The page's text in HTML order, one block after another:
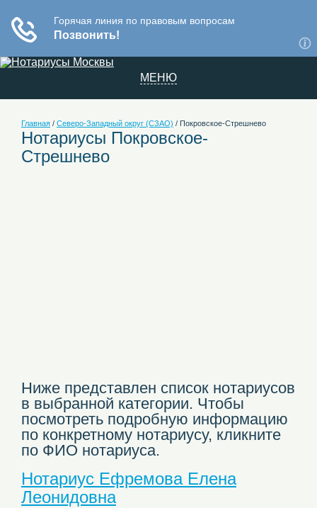
МЕНЮ
Главная / Северо-Западный округ (СЗАО) / Покровское-Стрешнево
Нотариусы Покровское-
Стрешнево
Ниже представлен список нотариусов
в выбранной категории. Чтобы
посмотреть подробную информацию
по конкретному нотариусу, кликните
по ФИО нотариуса.
Нотариус Ефремова Елена
Леонидовна